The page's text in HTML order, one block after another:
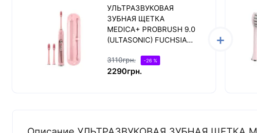
УЛЬТРАЗВУКОВАЯ
ЗУБНАЯ ЩЕТКА
MEDICA+ PROBRUSH 9.0
(ULTASONIC) FUCHSIA
3110грн. -26 %
2290грн.